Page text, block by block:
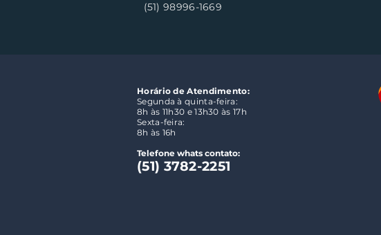
(51) 98996-1669
Horário de Atendimento:
Segunda à quinta-feira:
8h às 11h30 e 13h30 às 17h
Sexta-feira:
8h às 16h
Telefone whats contato:
(51) 3782-2251